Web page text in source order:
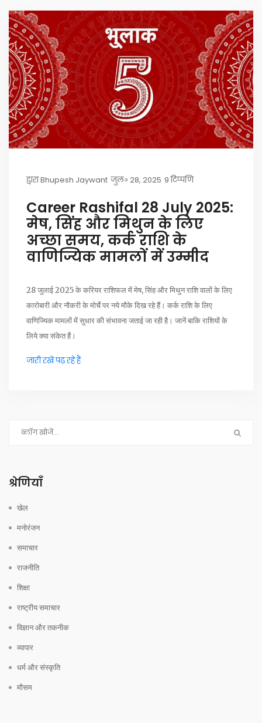
द्वाराBhupesh Jaywant जुल॰ 28, 2025 9 टिप्पणि
Career Rashifal 28 July 2025:
मेष, सिंह और मिथुन के लिए
अच्छा समय, कर्क राशि के
वाणिज्यिक मामलों में उम्मीद
28 जुलाई 2025 के करियर राशिफल में मेष, सिंह और मिथुन राशि वालों के लिए
कारोबारी और नौकरी के मोर्चे पर नये मौके दिख रहे हैं। कर्क राशि के लिए
वाणिज्यिक मामलों में सुधार की संभावना जताई जा रही है। जानें बाकि राशियों के
लिये क्या संकेत हैं।
जारी रखें पढ़ रहे हैं
श्रेणियाँ
खेल
मनोरंजन
समाचार
राजनीति
शिक्षा
राष्ट्रीय समाचार
विज्ञान और तकनीक
व्यापार
धर्म और संस्कृति
मौसम